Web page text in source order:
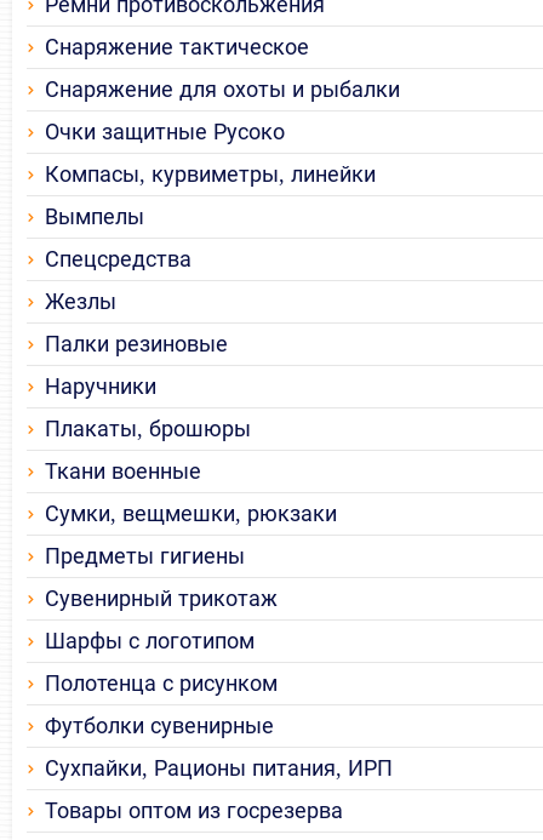
Ремни противоскольжения
Снаряжение тактическое
Снаряжение для охоты и рыбалки
Очки защитные Русоко
Компасы, курвиметры, линейки
Вымпелы
Спецсредства
Жезлы
Палки резиновые
Наручники
Плакаты, брошюры
Ткани военные
Сумки, вещмешки, рюкзаки
Предметы гигиены
Сувенирный трикотаж
Шарфы с логотипом
Полотенца с рисунком
Футболки сувенирные
Сухпайки, Рационы питания, ИРП
Товары оптом из госрезерва